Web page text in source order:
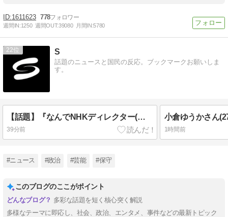
1611623 778
週間IN:1250 週間OUT:39080 月間IN:5780
22 S
話題のニュースと国民の反応。ブックマークお願いしま
す。
【話題】『なんでNHKディレクター(渋谷でわいせつ)が不起訴で、斉藤慎二さんが懲役７年？おかしくない？』
39分前 1時間前
#ニュース #政治 #芸能 #保守
このブログのここがポイント
多彩な話題を短く核心突く解説
多様なテーマに即応し、社会、政治、エンタメ、事件などの最新トピック